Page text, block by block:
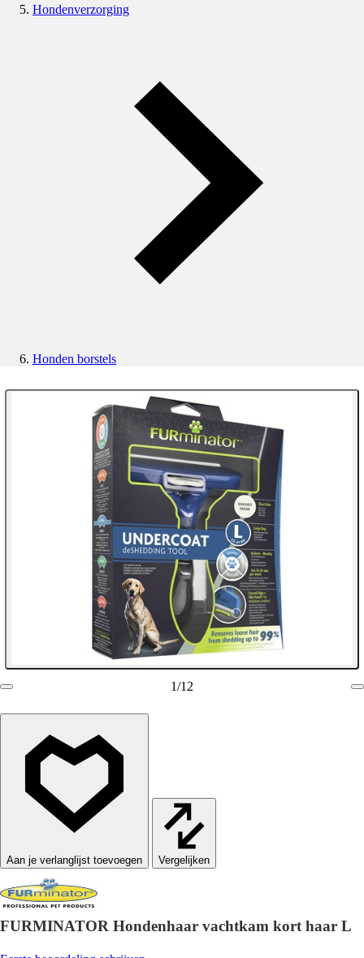
Hondenverzorging
Honden borstels
1/12
Vergelijken
FURMINATOR Hondenhaar vachtkam kort haar L